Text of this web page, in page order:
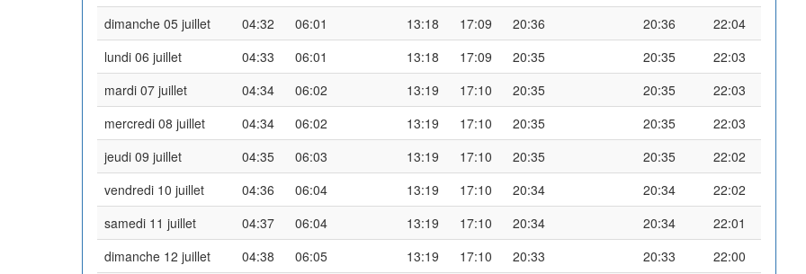
dimanche 05 juillet
04:32 06:01 13:18 17:09 20:36 20:36
22:04
lundi 06 juillet
04:33 06:01 13:18 17:09 20:35 20:35
22:03
mardi 07 juillet
04:34 06:02 13:19 17:10 20:35 20:35
22:03
mercredi 08 juillet
04:34 06:02 13:19 17:10 20:35 20:35
22:03
jeudi 09 juillet
04:35 06:03 13:19 17:10 20:35 20:35
22:02
vendredi 10 juillet
04:36 06:04 13:19 17:10 20:34 20:34
22:02
samedi 11 juillet
04:37 06:04 13:19 17:10 20:34 20:34
22:01
dimanche 12 juillet
04:38 06:05 13:19 17:10 20:33 20:33
22:00